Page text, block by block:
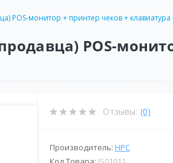
POS-монитор + принтер чеков +
POS-
Отзывы: (0)
Производитель: HPC